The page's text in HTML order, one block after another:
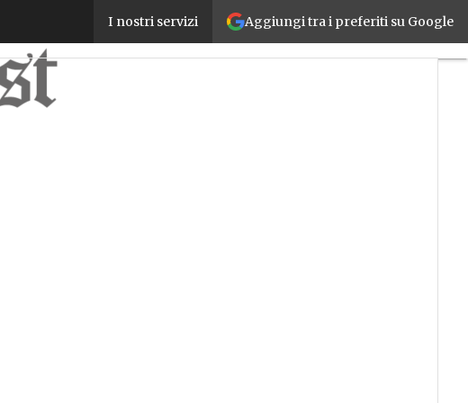
Aggiungi tra i preferiti su Google
I nostri servizi
Universal Robots, MIR e Analog Devices insieme